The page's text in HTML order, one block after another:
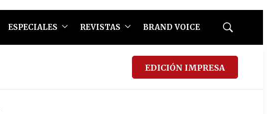
ESPECIALES REVISTAS BRAND VOICE
Mostrar
EDICIÓN IMPRESA